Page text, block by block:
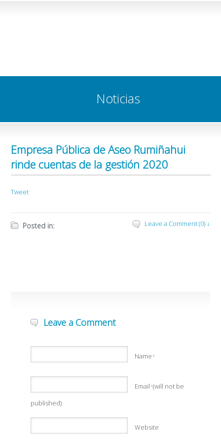
Noticias
Empresa Pública de Aseo Rumiñahui
rinde cuentas de la gestión 2020
Tweet
Posted in: Leave a Comment (0) ↓
Leave a Comment
Name*
Email*(will not be
published)
Website